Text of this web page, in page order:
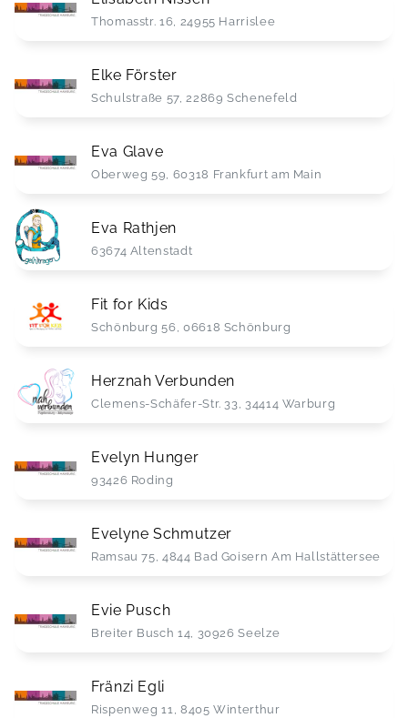
Thomasstr. 16, 24955 Harrislee
Elke Förster
Schulstraße 57, 22869 Schenefeld
Eva Glave
Oberweg 59, 60318 Frankfurt am Main
Eva Rathjen
63674 Altenstadt
Fit for Kids
Schönburg 56, 06618 Schönburg
Herznah Verbunden
Clemens-Schäfer-Str. 33, 34414 Warburg
Evelyn Hunger
93426 Roding
Evelyne Schmutzer
Ramsau 75, 4844 Bad Goisern Am Hallstättersee
Evie Pusch
Breiter Busch 14, 30926 Seelze
Fränzi Egli
Rispenweg 11, 8405 Winterthur